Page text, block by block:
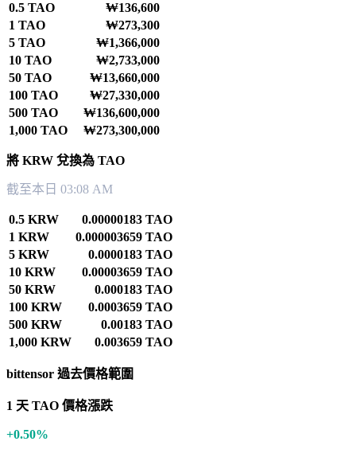
0.5 TAO
₩136,600
1 TAO
₩273,300
5 TAO
₩1,366,000
10 TAO
₩2,733,000
50 TAO
₩13,660,000
100 TAO
₩27,330,000
500 TAO
₩136,600,000
1,000 TAO
₩273,300,000
將 KRW 兌換為 TAO
截至本日 03:08 AM
0.5 KRW
0.00000183 TAO
1 KRW
0.000003659 TAO
5 KRW
0.0000183 TAO
10 KRW
0.00003659 TAO
50 KRW
0.000183 TAO
100 KRW
0.0003659 TAO
500 KRW
0.00183 TAO
1,000 KRW
0.003659 TAO
bittensor 過去價格範圍
1 天 TAO 價格漲跌
+0.50%